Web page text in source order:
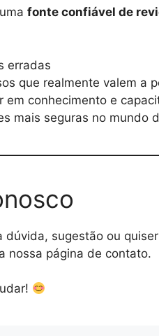
fonte confiável de
erradas
que realmente valem a
em conhecimento e
mais seguras no mundo
dúvida, sugestão ou
nossa página de contato.